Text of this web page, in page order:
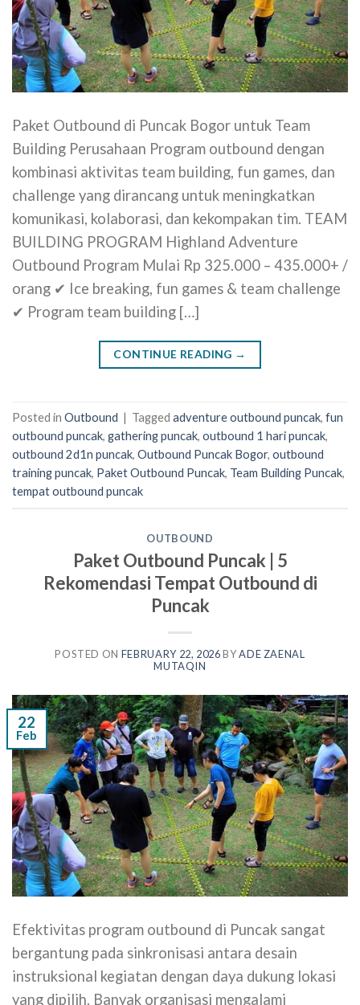
Paket Outbound di Puncak Bogor untuk Team
Building Perusahaan Program outbound dengan
kombinasi aktivitas team building, fun games, dan
challenge yang dirancang untuk meningkatkan
komunikasi, kolaborasi, dan kekompakan tim. TEAM
BUILDING PROGRAM Highland Adventure
Outbound Program Mulai Rp 325.000 – 435.000+ /
orang ✔ Ice breaking, fun games & team challenge
✔ Program team building […]
CONTINUE READING →
Posted in Outbound | Tagged adventure outbound puncak, fun
outbound puncak, gathering puncak, outbound 1 hari puncak,
outbound 2d1n puncak, Outbound Puncak Bogor, outbound
training puncak, Paket Outbound Puncak, Team Building Puncak,
tempat outbound puncak
OUTBOUND
Paket Outbound Puncak | 5
Rekomendasi Tempat Outbound di
Puncak
POSTED ON FEBRUARY 22, 2026 BYADE ZAENAL
MUTAQIN
22
Feb
Efektivitas program outbound di Puncak sangat
bergantung pada sinkronisasi antara desain
instruksional kegiatan dengan daya dukung lokasi
yang dipilih. Banyak organisasi mengalami